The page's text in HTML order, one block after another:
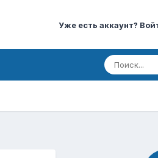
Уже есть аккаунт?